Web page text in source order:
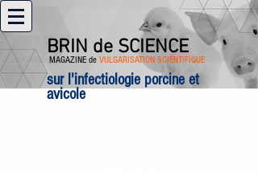
BRIN de SCIENCE
MAGAZINE de VULGARISATION SCIENTIFIQUE
sur l'infectiologie porcine et
avicole